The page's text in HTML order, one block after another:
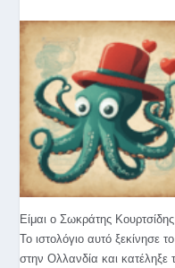
Είμαι ο Σωκράτης
Το ιστολόγιο αυτό ξεκίνησε
στην Ολλανδία και κατέληξε